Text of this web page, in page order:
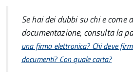
Se hai dei dubbi su chi e come
documentazione, consulta la
una firma elettronica? Chi deve
documenti? Con quale carta?